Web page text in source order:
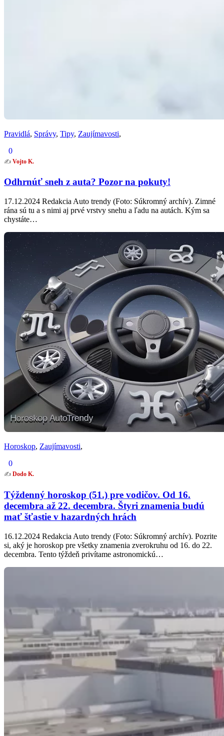
Pravidlá, Správy, Tipy, Zaujímavosti,
0
✍️ Vojto K.
Odhrnúť sneh z auta? Pozor na pokuty!
17.12.2024 Redakcia Auto trendy (Foto: Súkromný archív). Zimné
rána sú tu a s nimi aj prvé vrstvy snehu a ľadu na autách. Kým sa
chystáte…
Horoskop, Zaujímavosti,
0
✍️ Dodo K.
Týždenný horoskop (51.) pre vodičov. Od 16.
decembra až 22. decembra. Štyri znamenia budú
mať šťastie v hazardných hrách
16.12.2024 Redakcia Auto trendy (Foto: Súkromný archív). Pozrite
si, aký je horoskop pre všetky znamenia zverokruhu od 16. do 22.
decembra. Tento týždeň privítame astronomickú…